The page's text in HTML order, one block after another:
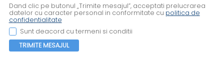
Dand clic pe butonul „Trimite mesajul”, acceptati prelucrarea
datelor cu caracter personal in conformitate cu politica de
confidentialitate
Sunt deacord cu termeni si conditii
TRIMITE MESAJUL